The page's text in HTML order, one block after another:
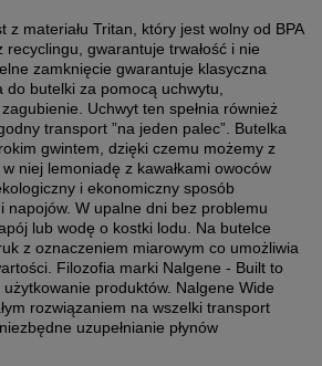
z materiału Tritan, który jest wolny od BPA
gwarantuje trwałość i nie
zamknięcie gwarantuje klasyczna
do butelki za pomocą uchwytu,
Uchwyt ten spełnia również
transport ”na jeden palec”. Butelka
gwintem, dzięki czemu możemy z
niej lemoniadę z kawałkami owoców
i ekonomiczny sposób
napojów. W upalne dni bez problemu
lub wodę o kostki lodu. Na butelce
z oznaczeniem miarowym co umożliwia
Filozofia marki Nalgene - Built to
użytkowanie produktów. Nalgene Wide
rozwiązaniem na wszelki transport
uzupełnianie płynów